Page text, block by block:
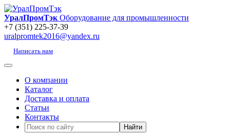
УралПромТэк Оборудование для промышленности
+7 (351) 225-37-39
uralpromtek2016@yandex.ru
Написать нам
О компании
Каталог
Доставка и оплата
Статьи
Контакты